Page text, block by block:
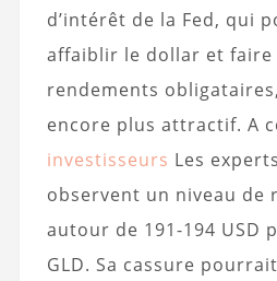
d’intérêt de la Fed, qui
affaiblir le dollar et faire
rendements
encore plus attractif. A
investisseurs Les
observent un niveau de
autour de 191-194 USD
GLD. Sa cassure